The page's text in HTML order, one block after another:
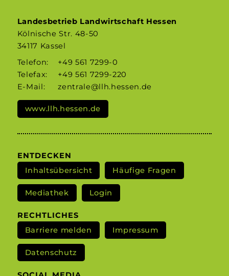
Landesbetrieb Landwirtschaft Hessen
Kölnische Str. 48-50
34117 Kassel
Telefon:
+49 561 7299-0
Telefax:
+49 561 7299-220
E-Mail:
zentrale@llh.hessen.de
www.llh.hessen.de
ENTDECKEN
Inhaltsübersicht
Häufige Fragen
Mediathek Login
RECHTLICHES
Barriere melden
Impressum
Datenschutz